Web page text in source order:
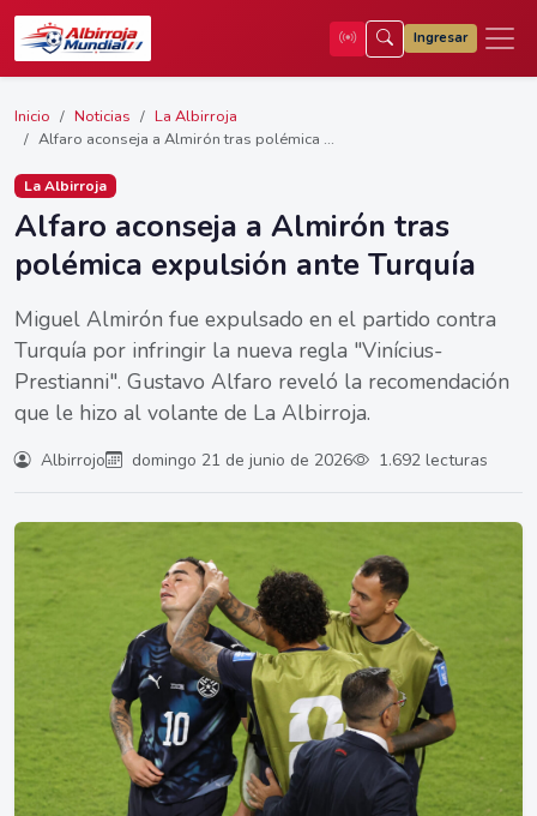
Ingresar
Inicio Noticias
La Albirroja
Alfaro aconseja a Almirón tras polémica ...
La Albirroja
Alfaro aconseja a Almirón tras
polémica expulsión ante Turquía
Miguel Almirón fue expulsado en el partido contra
Turquía por infringir la nueva regla "Vinícius-
Prestianni". Gustavo Alfaro reveló la recomendación
que le hizo al volante de La Albirroja.
Albirrojo domingo 21 de junio de 2026 1.692 lecturas